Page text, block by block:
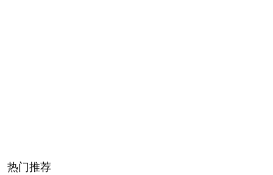
事业线不过感情线好是过好（手掌厚实的人命运详解）
热门推荐